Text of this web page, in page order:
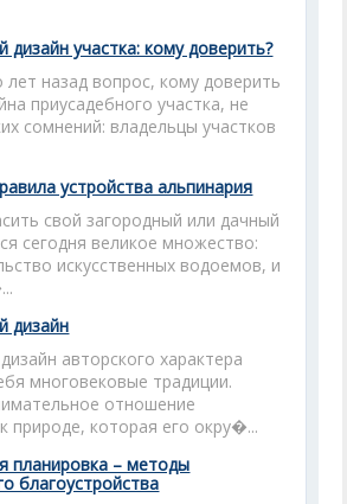
участка: кому доверить?
лет назад вопрос, кому доверить
приусадебного участка, не
сомнений: владельцы участков
устройства альпинария
свой загородный или дачный
сегодня великое множество:
искусственных водоемов, и
дизайн
авторского характера
многовековые традиции.
отношение
природе, которая его окру�...
планировка – методы
благоустройства